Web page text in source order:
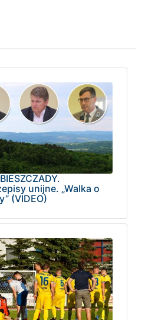
BIESZCZADY.
unijne. „Walka o
(VIDEO)